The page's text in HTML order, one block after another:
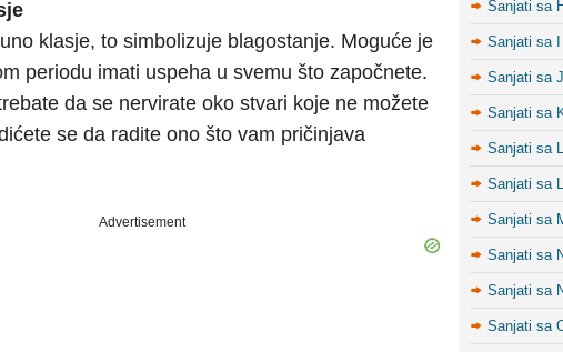
klasje, to simbolizuje blagostanje. Moguće je
periodu imati uspeha u svemu što započnete.
da se nervirate oko stvari koje ne možete
se da radite ono što vam pričinjava
Advertisement
Sanjati sa
Sanjati sa I
Sanjati sa J
Sanjati sa
Sanjati sa L
Sanjati sa
Sanjati sa
Sanjati sa
Sanjati sa
Sanjati sa